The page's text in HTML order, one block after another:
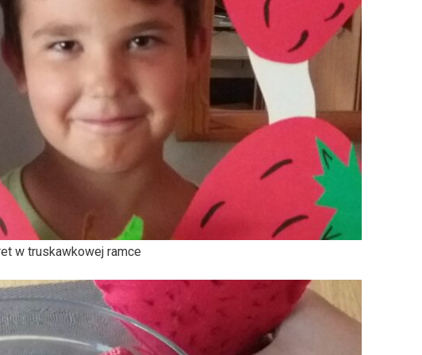
w truskawkowej ramce